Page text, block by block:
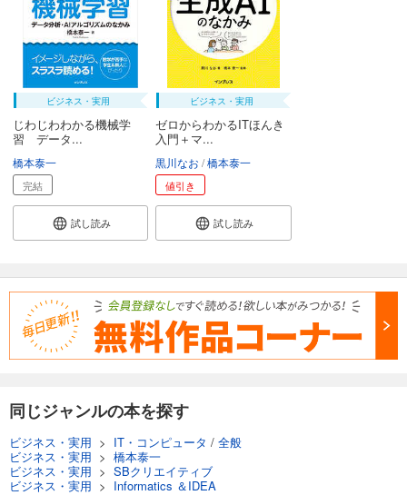
ビジネス・実用
じわじわわかる機械学
習 データ...
橋本泰一
完結
試し読み
ビジネス・実用
ゼロからわかるITほんき
入門＋マ...
黒川なお 橋本泰一
値引き
試し読み
同じジャンルの本を探す
ビジネス・実用 > IT・コンピュータ / 全般
ビジネス・実用 > 橋本泰一
ビジネス・実用 > SBクリエイティブ
ビジネス・実用 > Informatics ＆IDEA